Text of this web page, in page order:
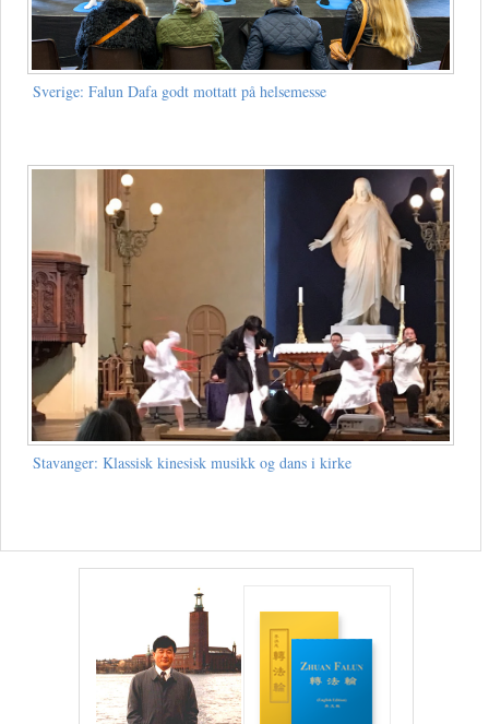
Sverige: Falun Dafa godt mottatt på helsemesse
Stavanger: Klassisk kinesisk musikk og dans i kirke